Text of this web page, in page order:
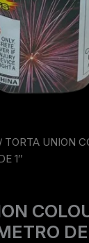
/ TORTA UNION
1″
DE